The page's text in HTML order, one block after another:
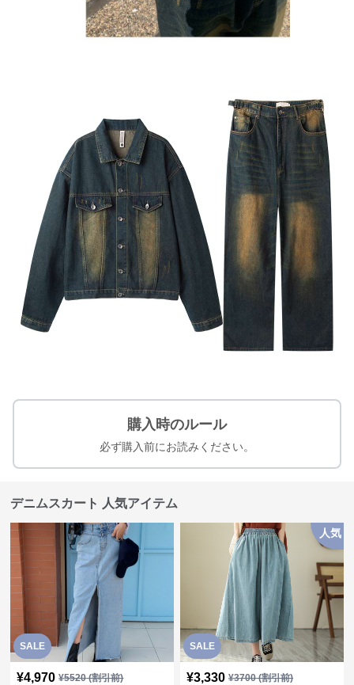
購入時のルール
必ず購入前にお読みください。
デニムスカート 人気アイテム
SALE
¥4,970 ¥5520(割引前)
SALE
人気
¥3,330 ¥3700(割引前)